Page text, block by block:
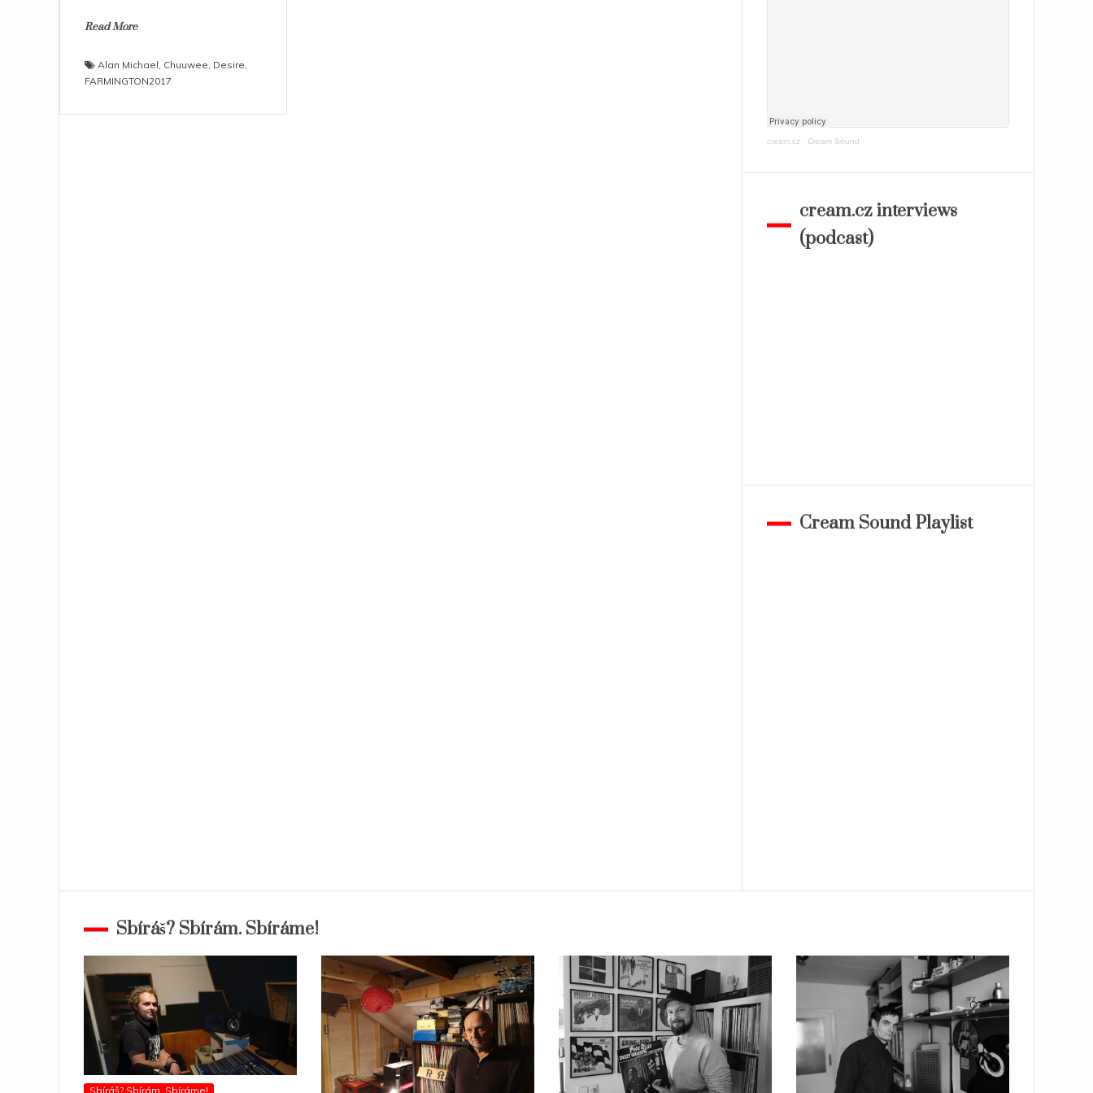
Read More
Alan Michael, Chuuwee, Desire,
FARMINGTON2017
cream.cz · Cream Sound
cream.cz interviews
(podcast)
Cream Sound Playlist
Sbíráš? Sbírám. Sbíráme!
Sbíráš? Sbírám. Sbíráme!